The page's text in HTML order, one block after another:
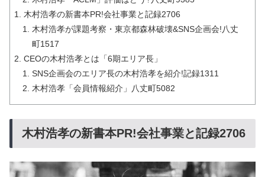
木村浩孝の新書本PR!会社事業と記録2706
木村浩孝が課題考察・東京都森林破壊&SNS企画会!八丈
町1517
CEOの木村浩孝とは「6期エリア長」
SNS企画会のエリア長の木村浩孝を紹介!記録1311
木村浩孝「会員情報紹介」八丈町5082
木村浩孝の新書本PR!会社事業と記録2706